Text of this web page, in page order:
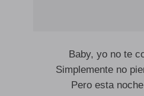
Baby, yo no te
Simplemente no
Pero esta